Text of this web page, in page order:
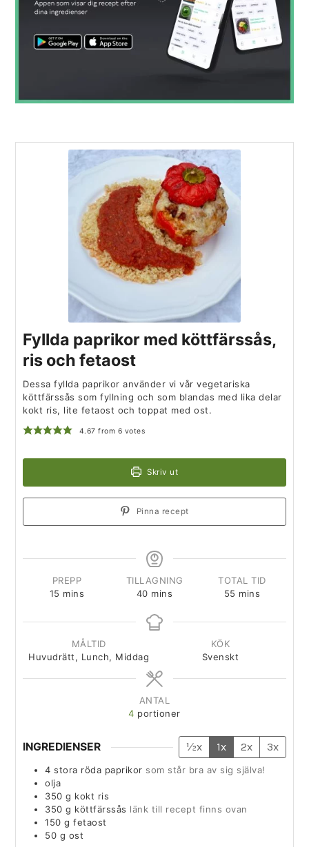
Fyllda paprikor med köttfärssås,
ris och fetaost
Dessa fyllda paprikor använder vi vår vegetariska
köttfärssås som fyllning och som blandas med lika delar
kokt ris, lite fetaost och toppat med ost.
4.67 from 6 votes
Skriv ut
Pinna recept
PREPP
15 mins
TILLAGNING
40 mins
TOTAL TID
55 mins
MÅLTID
Huvudrätt, Lunch, Middag
KÖK
Svenskt
ANTAL
4 portioner
INGREDIENSER ½x 1x 2x 3x
4 stora röda paprikor som står bra av sig själva!
olja
350 g kokt ris
350 g köttfärssås länk till recept finns ovan
150 g fetaost
50 g ost